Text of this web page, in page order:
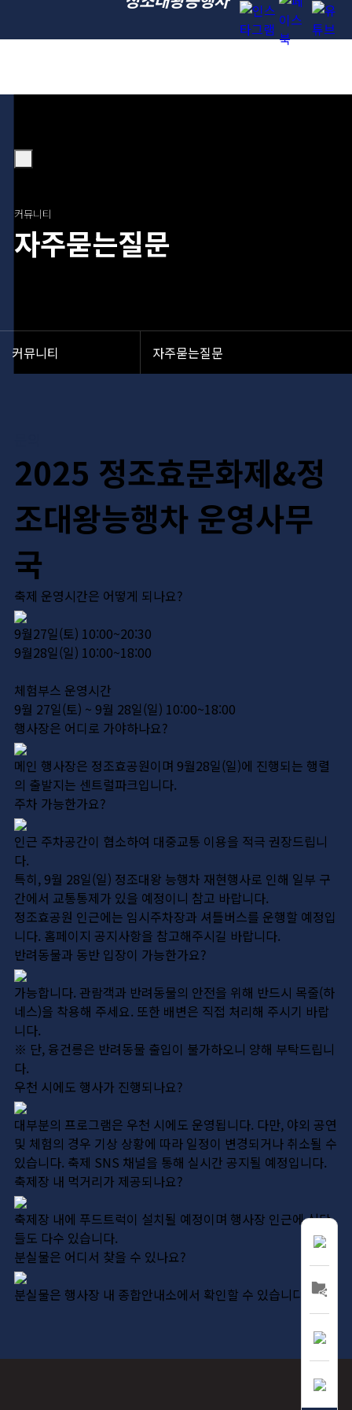
커뮤니티
자주묻는질문
커뮤니티 자주묻는질문
2025 정조효문화제&정
조대왕능행차 운영사무
국
축제 운영시간은 어떻게 되나요?
9월27일(토) 10:00~20:30
9월28일(일) 10:00~18:00
체험부스 운영시간
9월 27일(토) ~ 9월 28일(일) 10:00~18:00
행사장은 어디로 가야하나요?
메인 행사장은 정조효공원이며 9월28일(일)에 진행되는 행렬
의 출발지는 센트럴파크입니다.
주차 가능한가요?
인근 주차공간이 협소하여 대중교통 이용을 적극 권장드립니
다.
특히, 9월 28일(일) 정조대왕 능행차 재현행사로 인해 일부 구
간에서 교통통제가 있을 예정이니 참고 바랍니다.
정조효공원 인근에는 임시주차장과 셔틀버스를 운행할 예정입
니다. 홈페이지 공지사항을 참고해주시길 바랍니다.
반려동물과 동반 입장이 가능한가요?
가능합니다. 관람객과 반려동물의 안전을 위해 반드시 목줄(하
네스)을 착용해 주세요. 또한 배변은 직접 처리해 주시기 바랍
니다.
※ 단, 융건릉은 반려동물 출입이 불가하오니 양해 부탁드립니
다.
우천 시에도 행사가 진행되나요?
대부분의 프로그램은 우천 시에도 운영됩니다. 다만, 야외 공연
및 체험의 경우 기상 상황에 따라 일정이 변경되거나 취소될 수
있습니다. 축제 SNS 채널을 통해 실시간 공지될 예정입니다.
축제장 내 먹거리가 제공되나요?
축제장 내에 푸드트럭이 설치될 예정이며 행사장 인근에 식당
들도 다수 있습니다.
분실물은 어디서 찾을 수 있나요?
분실물은 행사장 내 종합안내소에서 확인할 수 있습니다.